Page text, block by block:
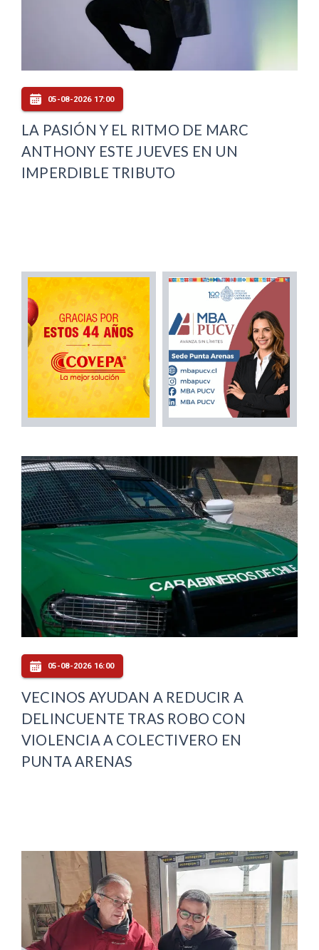
05-08-2026 17:00
LA PASIÓN Y EL RITMO DE MARC
ANTHONY ESTE JUEVES EN UN
IMPERDIBLE TRIBUTO
05-08-2026 16:00
VECINOS AYUDAN A REDUCIR A
DELINCUENTE TRAS ROBO CON
VIOLENCIA A COLECTIVERO EN
PUNTA ARENAS